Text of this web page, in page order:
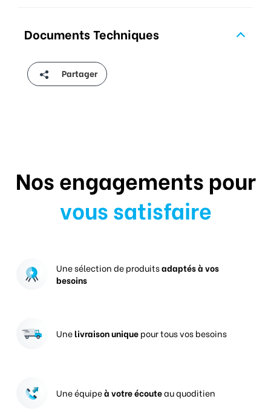
Documents Techniques
Partager
Nos engagements pour
vous satisfaire
Une sélection de produitsadaptés à vos
besoins
Unelivraison uniquepour tous vos besoins
Une équipeà votre écouteau quoditien